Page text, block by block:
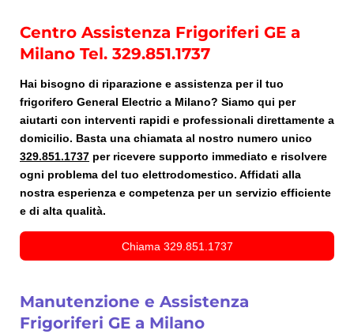
Centro Assistenza Frigoriferi GE a
Milano Tel. 329.851.1737
Hai bisogno di riparazione e assistenza per il tuo
frigorifero General Electric a Milano? Siamo qui per
aiutarti con interventi rapidi e professionali direttamente a
domicilio. Basta una chiamata al nostro numero unico
329.851.1737 per ricevere supporto immediato e risolvere
ogni problema del tuo elettrodomestico. Affidati alla
nostra esperienza e competenza per un servizio efficiente
e di alta qualità.
Chiama 329.851.1737
Manutenzione e Assistenza
Frigoriferi GE a Milano